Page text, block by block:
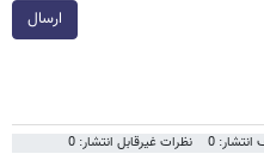
ارسال
0 نظرات غیرقابل انتشار: 0